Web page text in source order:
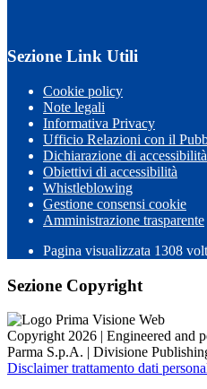
Sezione Link Utili
Cookie policy
Note legali
Informativa Privacy
Ufficio Relazioni con il
Dichiarazione di accessibilità
Obiettivi di accessibilità
Whistleblowing
Gestione consensi cookie
Amministrazione trasparente
Pagina visualizzata 1308
Sezione Copyright
Copyright 2026 | Engineered and
Parma S.p.A. | Divisione
Disclaimer trattamento dati